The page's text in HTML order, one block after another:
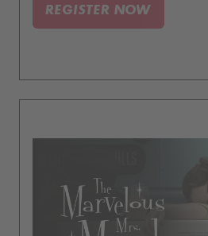
REGISTER NOW